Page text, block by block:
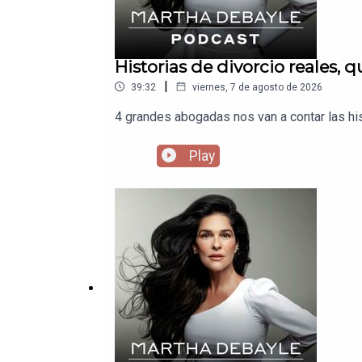
Historias de divorcio reales,
39:32 | viernes, 7 de agosto de 2026
4 grandes abogadas nos van a contar las
Play